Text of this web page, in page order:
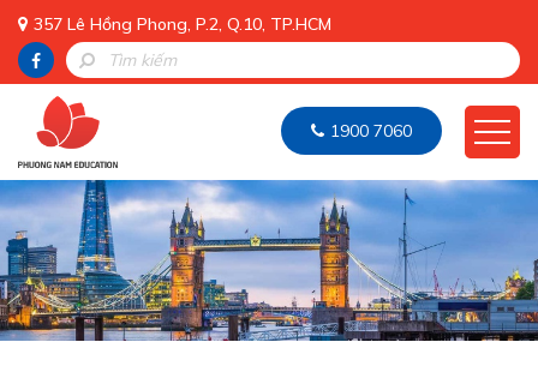
357 Lê Hồng Phong, P.2, Q.10, TP.HCM
1900 7060